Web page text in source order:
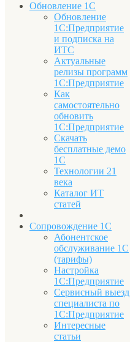
Обновление 1С
Обновление
1С:Предприятие
и подписка на
ИТС
Актуальные
релизы программ
1С:Предприятие
Как
самостоятельно
обновить
1С:Предприятие
Скачать
бесплатные демо
1С
Технологии 21
века
Каталог ИТ
статей
Сопровождение 1С
Абонентское
обслуживание 1С
(тарифы)
Настройка
1С:Предприятие
Сервисный выезд
специалиста по
1С:Предприятие
Интересные
статьи